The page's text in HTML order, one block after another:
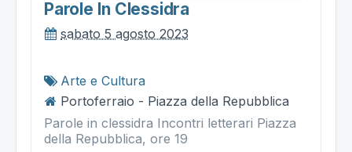
Parole In Clessidra
sabato 5 agosto 2023
Arte e Cultura
Portoferraio - Piazza della Repubblica
Parole in clessidra Incontri letterari Piazza
della Repubblica, ore 19